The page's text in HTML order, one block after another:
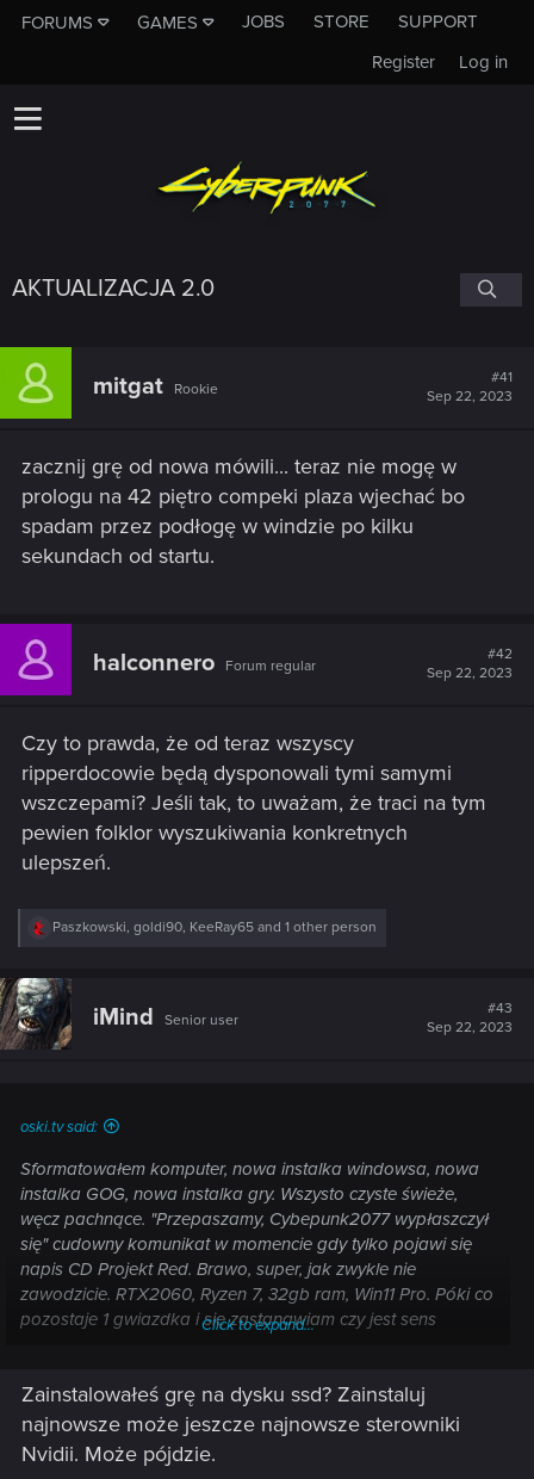
FORUMS GAMES JOBS STORE
SUPPORT
Log in
Register
AKTUALIZACJA 2.0
mitgat Rookie
#41
Sep 22, 2023
zacznij grę od nowa mówili... teraz nie mogę w
prologu na 42 piętro compeki plaza wjechać bo
spadam przez podłogę w windzie po kilku
sekundach od startu.
halconnero Forum regular
#42
Sep 22, 2023
Czy to prawda, że od teraz wszyscy
ripperdocowie będą dysponowali tymi samymi
wszczepami? Jeśli tak, to uważam, że traci na tym
pewien folklor wyszukiwania konkretnych
ulepszeń.
R
c
t
o
Paszkowski, goldi90, KeeRay65 and 1 other person
iMind Senior user
#43
Sep 22, 2023
oski.tv said:
Sformatowałem komputer, nowa instalka windowsa, nowa
instalka GOG, nowa instalka gry. Wszysto czyste świeże,
węcz pachnące. "Przepaszamy, Cybepunk2077 wypłaszczył
się" cudowny komunikat w momencie gdy tylko pojawi się
napis CD Projekt Red. Brawo, super, jak zwykle nie
zawodzicie. RTX2060, Ryzen 7, 32gb ram, Win11 Pro. Póki co
pozostaje 1 gwiazdka i się zastanawiam czy jest sens
Click to expand...
Zainstalowałeś grę na dysku ssd? Zainstaluj
najnowsze może jeszcze najnowsze sterowniki
Nvidii. Może pójdzie.